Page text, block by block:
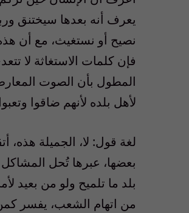
يعرف أنه بعدها سيختنق
نصيح أو نستغيث، مع أن
فإن كلمات الاستغاثة لا
المطول بأن الصوت
لأهل بلده لأنهم ضاقوا
لغة قول: لا، الجميلة هذه،
بعضها، عبرها تُحل
بلد ما تلميح ولو من بعيد
من اتهام الشعب، يفسر